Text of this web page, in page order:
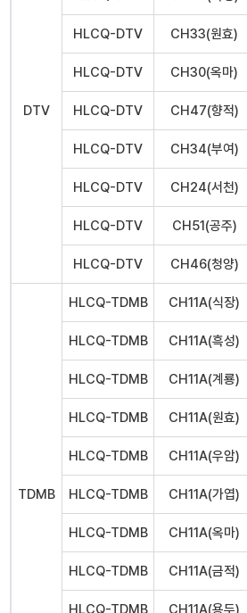
DTV
HLCQ-DTV CH33(원효)
HLCQ-DTV CH30(옥마)
HLCQ-DTV CH47(향적)
HLCQ-DTV CH34(부여)
HLCQ-DTV CH24(서천)
HLCQ-DTV CH51(공주)
HLCQ-DTV CH46(청양)
TDMB
HLCQ-TDMB CH11A(식장)
HLCQ-TDMB CH11A(흑성)
HLCQ-TDMB CH11A(계룡)
HLCQ-TDMB CH11A(원효)
HLCQ-TDMB CH11A(우암)
HLCQ-TDMB CH11A(가엽)
HLCQ-TDMB CH11A(옥마)
HLCQ-TDMB CH11A(금적)
HLCQ-TDMB CH11A(용두)